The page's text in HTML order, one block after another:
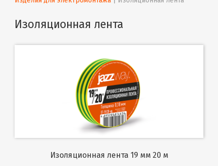
Изоляционная лента
Изоляционная лента 19 мм 20 м